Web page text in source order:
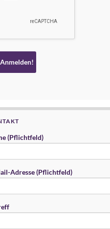
(Pflichtfeld)
Adresse (Pflichtfeld)